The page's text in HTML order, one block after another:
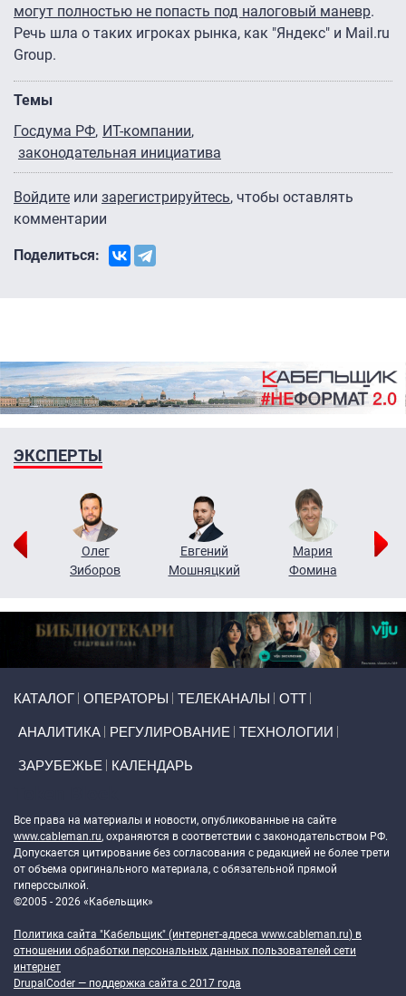
могут полностью не попасть под налоговый маневр.
Речь шла о таких игроках рынка, как "Яндекс" и Mail.ru
Group.
Темы
Госдума РФ ИТ-компании
законодательная инициатива
Войдите или зарегистрируйтесь, чтобы оставлять
комментарии
Поделиться:
ЭКСПЕРТЫ
Олег
Зиборов
Евгений
Мошняцкий
Мария
Фомина
КАТАЛОГ ОПЕРАТОРЫ ТЕЛЕКАНАЛЫ ОТТ
АНАЛИТИКА РЕГУЛИРОВАНИЕ ТЕХНОЛОГИИ
ЗАРУБЕЖЬЕ КАЛЕНДАРЬ
Все права на материалы и новости, опубликованные на сайте
www.cableman.ru, охраняются в соответствии с законодательством РФ.
Допускается цитирование без согласования с редакцией не более трети
от объема оригинального материала, с обязательной прямой
гиперссылкой.
©2005 - 2026 «Кабельщик»
Политика сайта "Кабельщик" (интернет-адреса www.cableman.ru) в
отношении обработки персональных данных пользователей сети
интернет
DrupalCoder — поддержка сайта c 2017 года